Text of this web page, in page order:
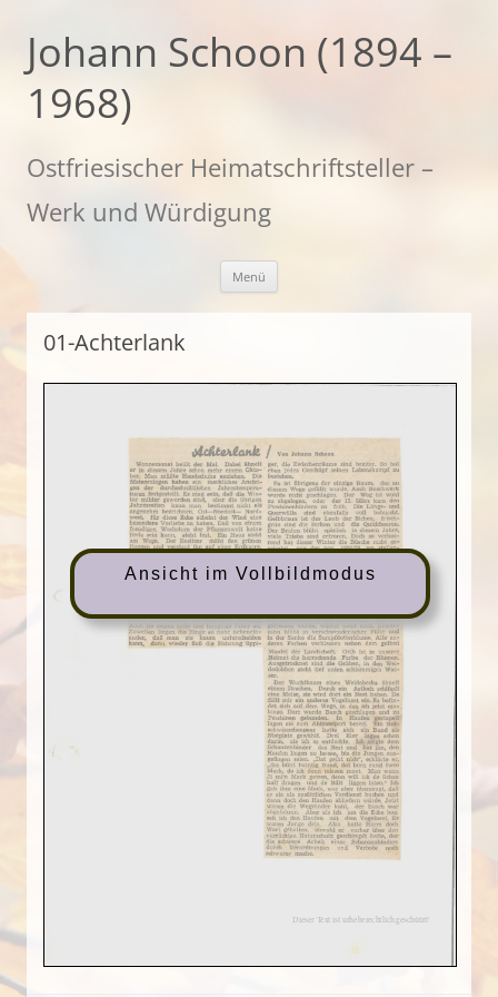
springen
Johann Schoon (1894 –
1968)
Ostfriesischer Heimatschriftsteller –
Werk und Würdigung
Menü
01-Achterlank
Ansicht im Vollbildmodus